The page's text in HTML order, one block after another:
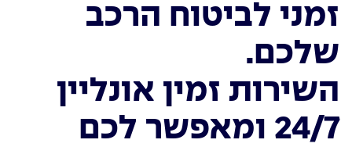
זמני לביטוח הרכב
שלכם.
השירות זמין אונליין
24/7 ומאפשר לכם